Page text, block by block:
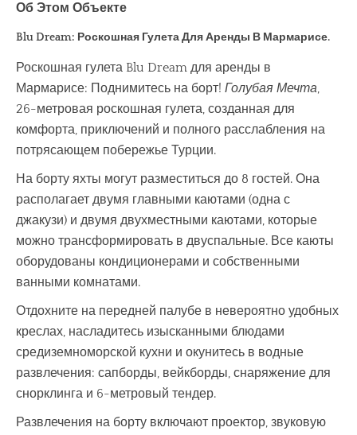
Об Этом Объекте
Blu Dream: Роскошная Гулета Для Аренды В Мармарисе.
Роскошная гулета Blu Dream для аренды в
Мармарисе: Поднимитесь на борт! Голубая Мечта,
26-метровая роскошная гулета, созданная для
комфорта, приключений и полного расслабления на
потрясающем побережье Турции.
На борту яхты могут разместиться до 8 гостей. Она
располагает двумя главными каютами (одна с
джакузи) и двумя двухместными каютами, которые
можно трансформировать в двуспальные. Все каюты
оборудованы кондиционерами и собственными
ванными комнатами.
Отдохните на передней палубе в невероятно удобных
креслах, насладитесь изысканными блюдами
средиземноморской кухни и окунитесь в водные
развлечения: сапборды, вейкборды, снаряжение для
снорклинга и 6-метровый тендер.
Развлечения на борту включают проектор, звуковую